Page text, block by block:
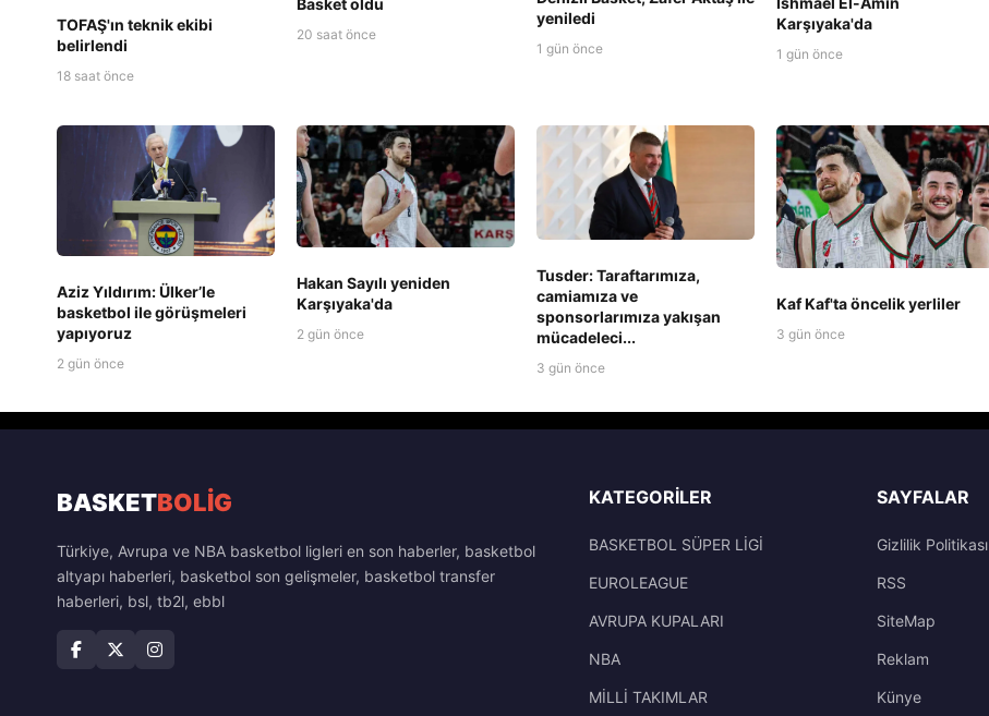
TOFAŞ'ın teknik ekibi
belirlendi
18 saat önce
20 saat önce
yeniledi
1 gün önce
Karşıyaka'da
1 gün önce
Aziz Yıldırım: Ülker’le
basketbol ile görüşmeleri
yapıyoruz
2 gün önce
Hakan Sayılı yeniden
Karşıyaka'da
2 gün önce
Tusder: Taraftarımıza,
camiamıza ve
sponsorlarımıza yakışan
mücadeleci...
3 gün önce
Kaf Kaf'ta öncelik yerliler
3 gün önce
BASKETBOLİG
Türkiye, Avrupa ve NBA basketbol ligleri en son haberler, basketbol
altyapı haberleri, basketbol son gelişmeler, basketbol transfer
haberleri, bsl, tb2l, ebbl
KATEGORILER
BASKETBOL SÜPER LİGİ
EUROLEAGUE
AVRUPA KUPALARI
NBA
MİLLİ TAKIMLAR
SAYFALAR
Gizlilik Politikası
RSS
SiteMap
Reklam
Künye